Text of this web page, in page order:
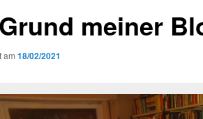
meiner
am 18/02/2021